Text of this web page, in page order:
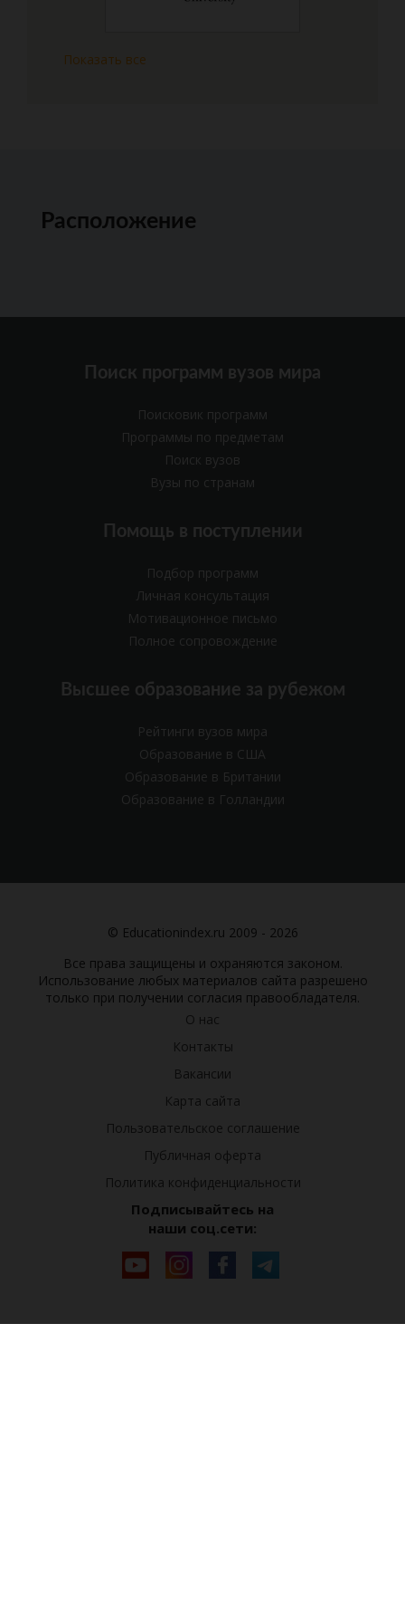
Показать все
Расположение
Поиск программ вузов мира
Поисковик программ
Программы по предметам
Поиск вузов
Вузы по странам
Помощь в поступлении
Подбор программ
Личная консультация
Мотивационное письмо
Полное сопровождение
Высшее образование за рубежом
Рейтинги вузов мира
Образование в США
Образование в Британии
Образование в Голландии
© Educationindex.ru 2009 - 2026
Все права защищены и охраняются законом.
Использование любых материалов сайта разрешено
только при получении согласия правообладателя.
О нас
Контакты
Вакансии
Карта сайта
Пользовательское соглашение
Публичная оферта
Политика конфиденциальности
Подписывайтесь на
наши соц.сети: